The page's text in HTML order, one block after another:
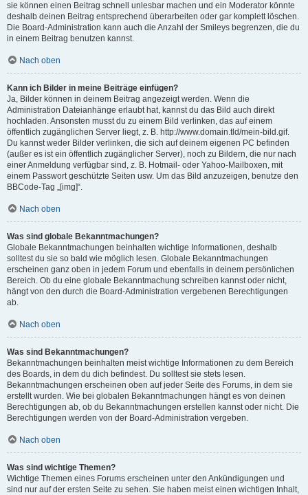
sie können einen Beitrag schnell unlesbar machen und ein Moderator könnte
deshalb deinen Beitrag entsprechend überarbeiten oder gar komplett löschen.
Die Board-Administration kann auch die Anzahl der Smileys begrenzen, die du
in einem Beitrag benutzen kannst.
Nach oben
Kann ich Bilder in meine Beiträge einfügen?
Ja, Bilder können in deinem Beitrag angezeigt werden. Wenn die
Administration Dateianhänge erlaubt hat, kannst du das Bild auch direkt
hochladen. Ansonsten musst du zu einem Bild verlinken, das auf einem
öffentlich zugänglichen Server liegt, z. B. http://www.domain.tld/mein-bild.gif.
Du kannst weder Bilder verlinken, die sich auf deinem eigenen PC befinden
(außer es ist ein öffentlich zugänglicher Server), noch zu Bildern, die nur nach
einer Anmeldung verfügbar sind, z. B. Hotmail- oder Yahoo-Mailboxen, mit
einem Passwort geschützte Seiten usw. Um das Bild anzuzeigen, benutze den
BBCode-Tag „[img]“.
Nach oben
Was sind globale Bekanntmachungen?
Globale Bekanntmachungen beinhalten wichtige Informationen, deshalb
solltest du sie so bald wie möglich lesen. Globale Bekanntmachungen
erscheinen ganz oben in jedem Forum und ebenfalls in deinem persönlichen
Bereich. Ob du eine globale Bekanntmachung schreiben kannst oder nicht,
hängt von den durch die Board-Administration vergebenen Berechtigungen
ab.
Nach oben
Was sind Bekanntmachungen?
Bekanntmachungen beinhalten meist wichtige Informationen zu dem Bereich
des Boards, in dem du dich befindest. Du solltest sie stets lesen.
Bekanntmachungen erscheinen oben auf jeder Seite des Forums, in dem sie
erstellt wurden. Wie bei globalen Bekanntmachungen hängt es von deinen
Berechtigungen ab, ob du Bekanntmachungen erstellen kannst oder nicht. Die
Berechtigungen werden von der Board-Administration vergeben.
Nach oben
Was sind wichtige Themen?
Wichtige Themen eines Forums erscheinen unter den Ankündigungen und
sind nur auf der ersten Seite zu sehen. Sie haben meist einen wichtigen Inhalt,